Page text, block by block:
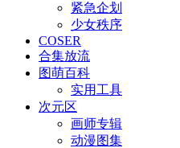
紧急企划
少女秩序
COSER
合集放流
图萌百科
实用工具
次元区
画师专辑
动漫图集